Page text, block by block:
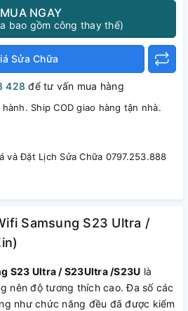
MUA NGAY
bao gồm công thay thế)
Sửa Chữa
428 để tư vấn mua hàng
Ship COD giao hàng tận nhà.
và Đặt Lịch Sửa Chữa 0797.253.888
Samsung S23 Ultra /
S23 Ultra / S23Ultra /S23U là
nên độ tương thích cao. Đa số các
như chức năng đều đã được kiểm